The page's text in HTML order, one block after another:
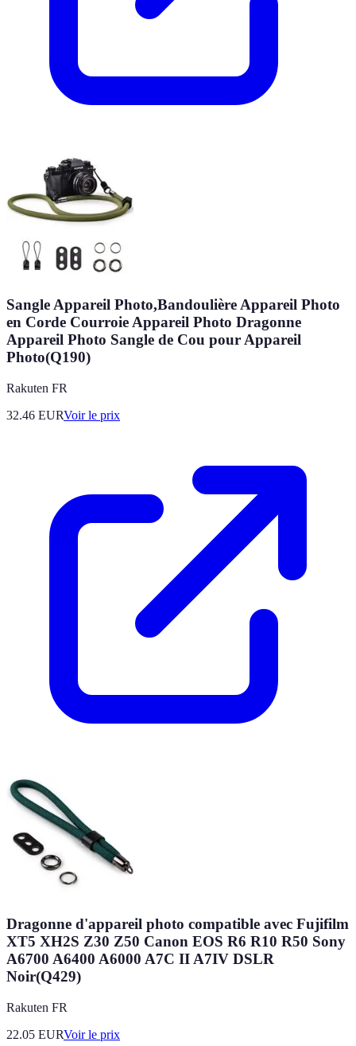
Sangle Appareil Photo,Bandoulière Appareil Photo
en Corde Courroie Appareil Photo Dragonne
Appareil Photo Sangle de Cou pour Appareil
Photo(Q190)
Rakuten FR
32.46 EURVoir le prix
Dragonne d'appareil photo compatible avec Fujifilm
XT5 XH2S Z30 Z50 Canon EOS R6 R10 R50 Sony
A6700 A6400 A6000 A7C II A7IV DSLR
Noir(Q429)
Rakuten FR
22.05 EURVoir le prix